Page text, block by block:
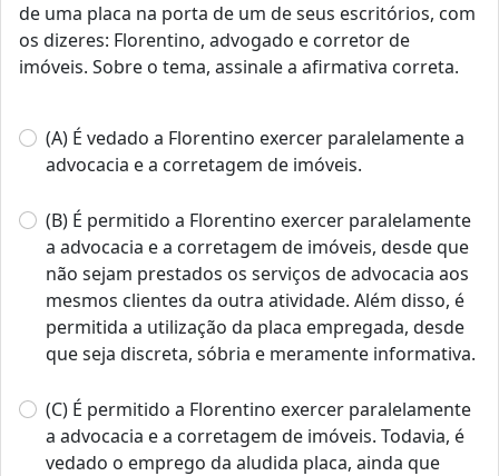
de uma placa na porta de um de seus escritórios, com
os dizeres: Florentino, advogado e corretor de
imóveis. Sobre o tema, assinale a afirmativa correta.
(A) É vedado a Florentino exercer paralelamente a
advocacia e a corretagem de imóveis.
(B) É permitido a Florentino exercer paralelamente
a advocacia e a corretagem de imóveis, desde que
não sejam prestados os serviços de advocacia aos
mesmos clientes da outra atividade. Além disso, é
permitida a utilização da placa empregada, desde
que seja discreta, sóbria e meramente informativa.
(C) É permitido a Florentino exercer paralelamente
a advocacia e a corretagem de imóveis. Todavia, é
vedado o emprego da aludida placa, ainda que